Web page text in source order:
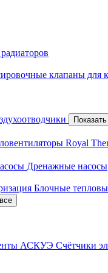
клапаны для
Royal
Дренажные насосы
Блочные
АСКУЭ Счётчики